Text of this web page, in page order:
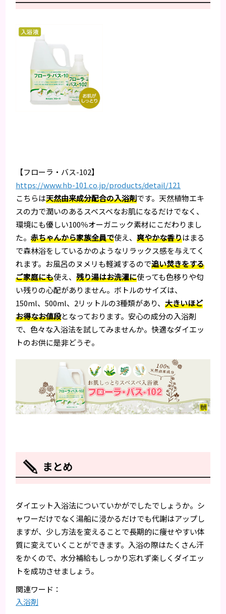
【フローラ・バス-102】
https://www.hb-101.co.jp/products/detail/121
こちらは天然由来成分配合の入浴剤です。天然植物エキ
スの力で潤いのあるスベスベなお肌になるだけでなく、
環境にも優しい100％オーガニック素材にこだわりまし
た。赤ちゃんから家族全員で使え、爽やかな香りはまる
で森林浴をしているかのようなリラックス感を与えてく
れます。お風呂のヌメリも軽減するので追い焚きをする
ご家庭にも使え、残り湯はお洗濯に使っても色移りや匂
い残りの心配がありません。ボトルのサイズは、
150ml、500ml、2リットルの3種類があり、大きいほど
お得なお値段となっております。安心の成分の入浴剤
で、色々な入浴法を試してみませんか。快適なダイエッ
トのお供に是非どうぞ。
まとめ
ダイエット入浴法についていかがでしたでしょうか。シ
ャワーだけでなく湯船に浸かるだけでも代謝はアップし
ますが、少し方法を変えることで長期的に痩せやすい体
質に変えていくことができます。入浴の際はたくさん汗
をかくので、水分補給もしっかり忘れず楽しくダイエッ
トを成功させましょう。
入浴剤